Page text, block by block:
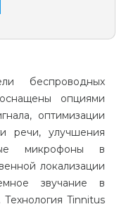
беспроводных
опциями
оптимизации
речи, улучшения
микрофоны в
локализации
звучание в
Технология Tinnitus